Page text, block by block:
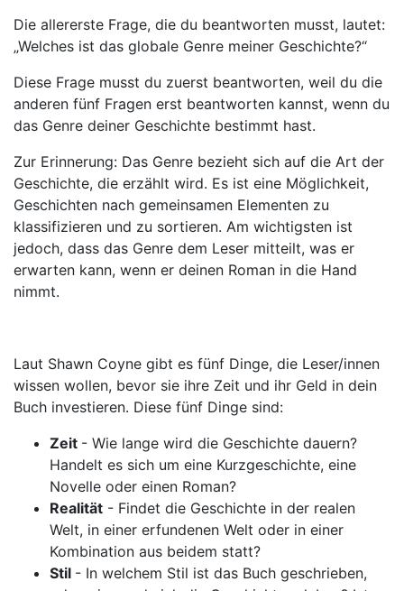
Die allererste Frage, die du beantworten musst, lautet:
„Welches ist das globale Genre meiner Geschichte?“
Diese Frage musst du zuerst beantworten, weil du die
anderen fünf Fragen erst beantworten kannst, wenn du
das Genre deiner Geschichte bestimmt hast.
Zur Erinnerung: Das Genre bezieht sich auf die Art der
Geschichte, die erzählt wird. Es ist eine Möglichkeit,
Geschichten nach gemeinsamen Elementen zu
klassifizieren und zu sortieren. Am wichtigsten ist
jedoch, dass das Genre dem Leser mitteilt, was er
erwarten kann, wenn er deinen Roman in die Hand
nimmt.
Laut Shawn Coyne gibt es fünf Dinge, die Leser/innen
wissen wollen, bevor sie ihre Zeit und ihr Geld in dein
Buch investieren. Diese fünf Dinge sind:
Zeit - Wie lange wird die Geschichte dauern?
Handelt es sich um eine Kurzgeschichte, eine
Novelle oder einen Roman?
Realität - Findet die Geschichte in der realen
Welt, in einer erfundenen Welt oder in einer
Kombination aus beidem statt?
Stil - In welchem Stil ist das Buch geschrieben,